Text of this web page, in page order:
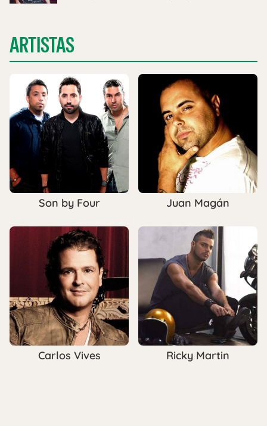
ARTISTAS
Son by Four Juan Magán
Carlos Vives Ricky Martin